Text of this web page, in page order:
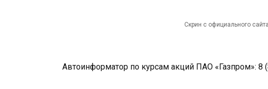
Скрин с официального
Автоинформатор по курсам акций ПАО «Газпром»: 8